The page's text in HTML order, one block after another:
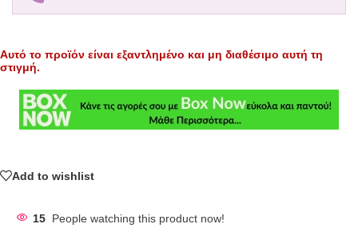
Αυτό το προϊόν είναι εξαντλημένο και μη διαθέσιμο αυτή τη
στιγμή.
Add to wishlist
15 People watching this product now!